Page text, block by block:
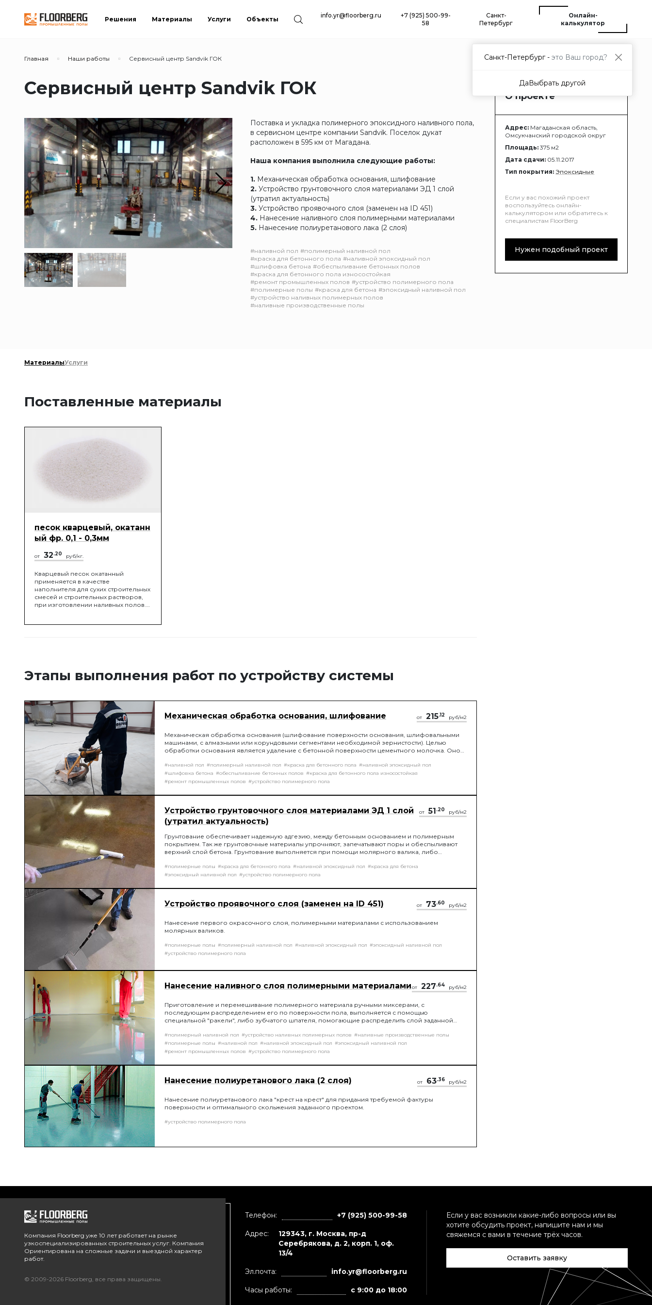
Решения Материалы Услуги Объекты
info.yr@floorberg.ru
+7 (925) 500-99-
58
Санкт-
Петербург
Онлайн-
калькулятор
Главная Наши работы Сервисный центр Sandvik ГОК
Сервисный центр Sandvik ГОК
Поставка и укладка полимерного эпоксидного наливного пола,
в сервисном центре компании Sandvik. Поселок дукат
расположен в 595 км от Магадана.
Наша компания выполнила следующие работы:
1. Механическая обработка основания, шлифование
2.Устройство грунтовочного слоя материалами ЭД 1 слой
(утратил актуальность)
3.Устройство проявочного слоя (заменен на ID 451)
4. Нанесение наливного слоя полимерными материалами
5. Нанесение полиуретанового лака (2 слоя)
#наливной пол #полимерный наливной пол
#краска для бетонного пола #наливной эпоксидный пол
#шлифовка бетона #обеспыливание бетонных полов
#краска для бетонного пола износостойкая
#ремонт промышленных полов #устройство полимерного пола
#полимерные полы #краска для бетона #эпоксидный наливной пол
#устройство наливных полимерных полов
#наливные производственные полы
О проекте
Адрес: Магаданская область,
Омсукчанский городской округ
Площадь:375 м2
Дата сдачи: 05.11.2017
Тип покрытия:Эпоксидные
Если у вас похожий проект
воспользуйтесь онлайн-
калькулятором или обратитесь к
специалистам FloorBerg
Нужен подобный проект
МатериалыУслуги
Поставленные материалы
песок кварцевый, окатанн
ый фр. 0,1 - 0,3мм
от 32.20 руб/кг.
Кварцевый песок окатанный
применяется в качестве
наполнителя для сухих строительных
смесей и строительных растворов,
при изготовлении наливных полов.
Этапы выполнения работ по устройству системы
Механическая обработка основания, шлифование от 215.12 руб/м2
Механическая обработка основания (шлифование поверхности основания, шлифовальными
машинами, с алмазными или корундовыми сегментами необходимой зернистости). Целью
обработки основания является удаление с бетонной поверхности цементного молочка. Оно
соединению покрытия и основы.
#наливной пол #полимерный наливной пол #краска для бетонного пола #наливной эпоксидный пол
#шлифовка бетона #обеспыливание бетонных полов #краска для бетонного пола износостойкая
#ремонт промышленных полов #устройство полимерного пола
Устройство грунтовочного слоя материалами ЭД 1 слой
(утратил актуальность)
от 51.20 руб/м2
Грунтование обеспечивает надежную адгезию, между бетонным основанием и полимерным
покрытием. Так же грунтовочные материалы упрочняют, запечатывают поры и обеспыливают
верхний слой бетона. Грунтование выполняется при помощи молярного валика, либо
#полимерные полы #краска для бетонного пола #наливной эпоксидный пол #краска для бетона
#эпоксидный наливной пол #устройство полимерного пола
Устройство проявочного слоя (заменен на ID 451) от 73.60 руб/м2
Нанесение первого окрасочного слоя, полимерными материалами с использованием
молярных валиков.
#полимерные полы #полимерный наливной пол #наливной эпоксидный пол #эпоксидный наливной пол
#устройство полимерного пола
Нанесение наливного слоя полимерными материаламиот 227.64 руб/м2
Приготовление и перемешивание полимерного материала ручными миксерами, с
последующим распределением его по поверхности пола, выполняется с помощью
специальной "ракели", либо зубчатого шпателя, помогающие распределить слой заданной
уложенной смеси.
#полимерный наливной пол #устройство наливных полимерных полов #наливные производственные полы
#полимерные полы #наливной пол #наливной эпоксидный пол #эпоксидный наливной пол
#ремонт промышленных полов #устройство полимерного пола
Нанесение полиуретанового лака (2 слоя) от 63.36 руб/м2
Нанесение полиуретанового лака "крест на крест" для придания требуемой фактуры
поверхности и оптимального скольжения заданного проектом.
#устройство полимерного пола
Компания Floorberg уже 10 лет работает на рынке
узкоспециализированных строительных услуг. Компания
Ориентирована на сложные задачи и выездной характер
работ.
© 2009-2026 Floorberg, все права защищены.
Телефон: +7 (925) 500-99-58
Адрес:
129343, г. Москва, пр-д
Серебрякова, д. 2, корп. 1, оф.
13/4
Эл.почта: info.yr@floorberg.ru
Часы работы: с 9:00 до 18:00
Если у вас возникли какие-либо вопросы или вы
хотите обсудить проект, напишите нам и мы
свяжемся с вами в течение трёх часов.
Оставить заявку
Санкт-Петербург - это Ваш город?
ДаВыбрать другой